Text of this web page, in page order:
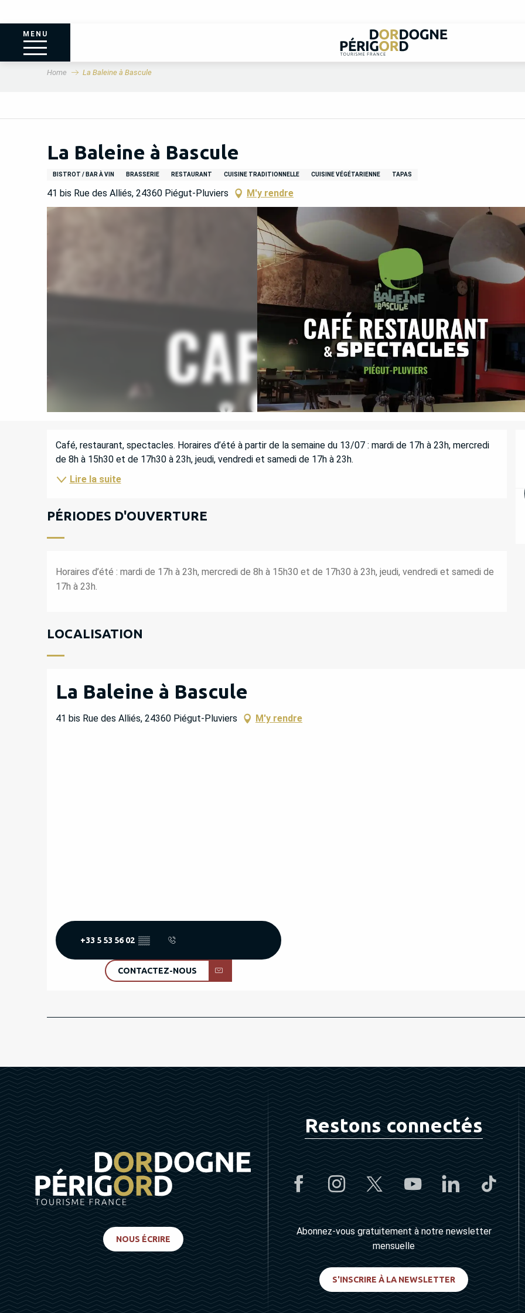
MENU
Home La Baleine à Bascule
La Baleine à Bascule
BISTROT / BAR À VIN BRASSERIE RESTAURANT CUISINE TRADITIONNELLE CUISINE VÉGÉTARIENNE TAPAS
41 bis Rue des Alliés, 24360 Piégut-Pluviers M'y rendre
DESCRIPTION
Café, restaurant, spectacles. Horaires d’été à partir de la semaine du 13/07 : mardi de 17h à 23h, mercredi
de 8h à 15h30 et de 17h30 à 23h, jeudi, vendredi et samedi de 17h à 23h.
Lire la suite
PÉRIODES D'OUVERTURE
Horaires d’été : mardi de 17h à 23h, mercredi de 8h à 15h30 et de 17h30 à 23h, jeudi, vendredi et samedi de
17h à 23h.
LOCALISATION
La Baleine à Bascule
41 bis Rue des Alliés, 24360 Piégut-Pluviers M'y rendre
+33 5 53 56 02 ▒▒
CONTACTEZ-NOUS
NOUS ÉCRIRE
Restons connectés
Abonnez-vous gratuitement à notre newsletter
mensuelle
S'INSCRIRE À LA NEWSLETTER